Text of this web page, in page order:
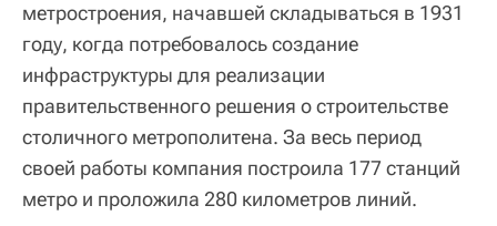
метростроения, начавшей складываться в 1931
году, когда потребовалось создание
инфраструктуры для реализации
правительственного решения о строительстве
столичного метрополитена. За весь период
своей работы компания построила 177 станций
метро и проложила 280 километров линий.